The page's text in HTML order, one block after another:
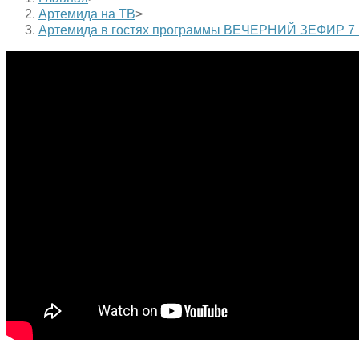
Артемида на ТВ>
Артемида в гостях программы ВЕЧЕРНИЙ ЗЕФИР 7